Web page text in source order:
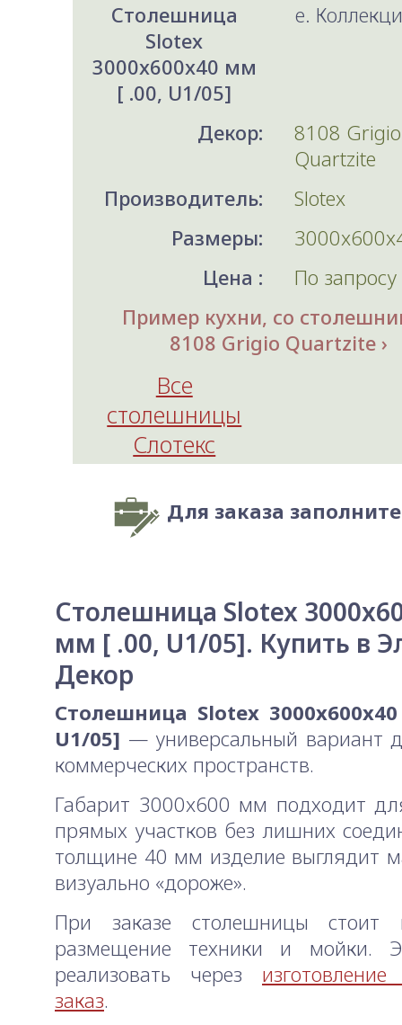
Столешница
Slotex
3000x600x40 мм
[ .00, U1/05]
e.
Декор:
8108 Grigio
Quartzite
Производитель:
Slotex
Размеры:
Цена :
По запросу
Пример кухни, со
8108 Grigio Quartzite
Все
столешницы
Слотекс
Для заказа
Столешница Slotex
мм [ .00, U1/05]. Купить в
Декор
Столешница Slotex
U1/05] — универсальный вариант
коммерческих пространств.
Габарит 3000x600 мм подходит
прямых участков без лишних
толщине 40 мм изделие выглядит
визуально «дороже».
При заказе столешницы стоит
размещение техники и мойки.
реализовать через
заказ.